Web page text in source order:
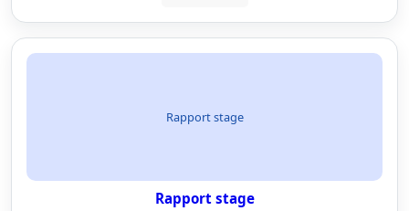
Rapport stage
Rapport stage